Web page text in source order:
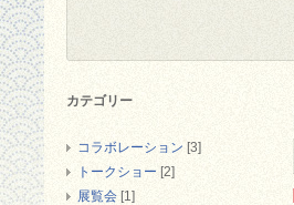
カテゴリー
コラボレーション [3]
トークショー [2]
展覧会 [1]